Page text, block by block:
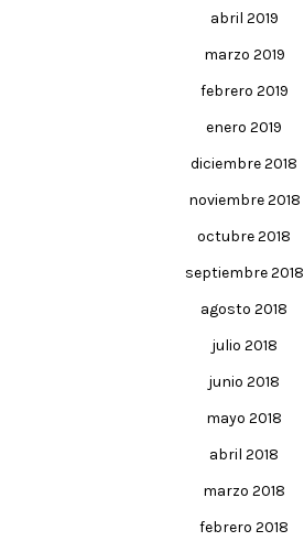
abril 2019
marzo 2019
febrero 2019
enero 2019
diciembre 2018
noviembre 2018
octubre 2018
septiembre 2018
agosto 2018
julio 2018
junio 2018
mayo 2018
abril 2018
marzo 2018
febrero 2018